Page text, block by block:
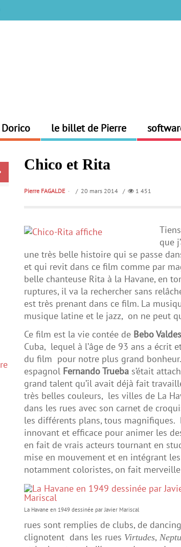
Dorico le billet de Pierre
Chico et Rita
Pierre FAGALDE / 20 mars 2014 / 1 451
que
une très belle histoire qui se passe
et qui revit dans ce film comme par
belle chanteuse Rita à la Havane, en
ruptures, il va la rechercher sans
est très prenant dans ce film. La
musique latine et le jazz, on ne peut
Ce film est la vie contée de Bebo
Cuba, lequel à l’âge de 93 ans a écrit
du film pour notre plus grand
espagnol Fernando Trueba s’était
grand talent qu’il avait déjà fait
très belles couleurs, les villes de La
dans les rues avec son carnet de
les différents plans, tous magnifiques.
innovant et efficace pour animer les
en fait de vrais acteurs tournant en
mise en mouvement et en intégrant
notamment coloristes, on fait
La Havane en 1949 dessinée par Javier Mariscal
rues sont remplies de clubs, de
clignotent dans les rues Virtudes,